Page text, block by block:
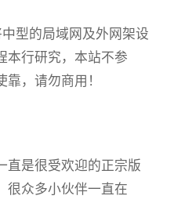
型的局域网及外网架设
本行研究，本站不参
，请勿商用！
直是很受欢迎的正宗版
很众多小伙伴一直在